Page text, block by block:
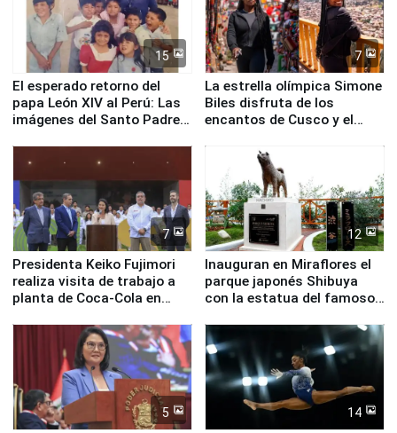
15
El esperado retorno del
papa León XIV al Perú: Las
imágenes del Santo Padre
7
La estrella olímpica Simone
Biles disfruta de los
encantos de Cusco y el
7
Presidenta Keiko Fujimori
realiza visita de trabajo a
planta de Coca-Cola en
12
Inauguran en Miraflores el
parque japonés Shibuya
con la estatua del famoso
5 14